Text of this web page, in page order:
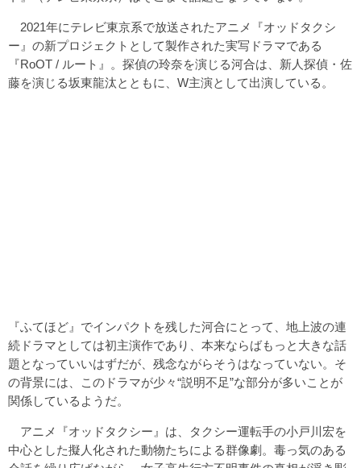
2021年にテレビ東京系で放送されたアニメ『オッドタクシ
ー』の新プロジェクトとして製作された実写ドラマである
『RoOT / ルート』。探偵の玲奈を演じる河合は、新人探偵・佐
藤を演じる坂東龍汰とともに、W主演として出演している。
『ふてほど』でインパクトを残した河合にとって、地上波の連
続ドラマとしては初主演作であり、本来ならばもっと大きな話
題となっていいはずだが、残念ながらそうはなっていない。そ
の背景には、このドラマが少々“説明不足”な部分が多いことが
関係しているようだ。
アニメ『オッドタクシー』は、タクシー運転手の小戸川宏を
中心とした擬人化された動物たちによる群像劇。毒っ気のある